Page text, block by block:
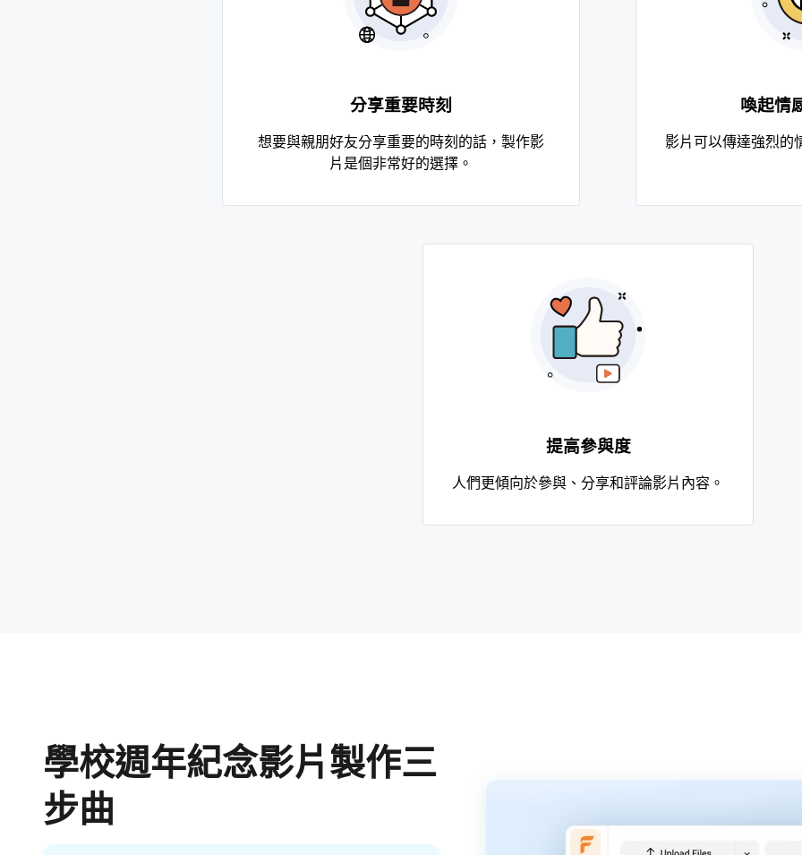
分享重要時刻
想要與親朋好友分享重要的時刻的話，製作影
片是個非常好的選擇。
喚起情
影片可以傳達強烈的
提高參與度
人們更傾向於參與、分享和評論影片內容。
學校週年紀念影片製作三
步曲